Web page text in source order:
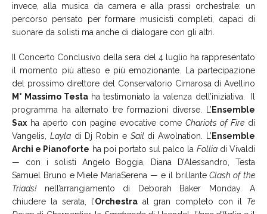
invece, alla musica da camera e alla prassi orchestrale: un
percorso pensato per formare musicisti completi, capaci di
suonare da solisti ma anche di dialogare con gli altri.
Il Concerto Conclusivo della sera del 4 luglio ha rappresentato
il momento più atteso e più emozionante. La partecipazione
del prossimo direttore del Conservatorio Cimarosa di Avellino
M° Massimo Testa ha testimoniato la valenza dell’iniziativa. Il
programma ha alternato tre formazioni diverse. L’ Ensemble
Sax ha aperto con pagine evocative comeChariots of Fire di
Vangelis, Layladi Dj Robin e Saildi Awolnation. L’ Ensemble
Archi e Pianoforte ha poi portato sul palco la Folliadi Vivaldi
— con i solisti Angelo Boggia, Diana D’Alessandro, Testa
Samuel Bruno e Miele MariaSerena — e il brillanteClash of the
Triads!nell’arrangiamento di Deborah Baker Monday. A
chiudere la serata, l’Orchestraal gran completo con il Te